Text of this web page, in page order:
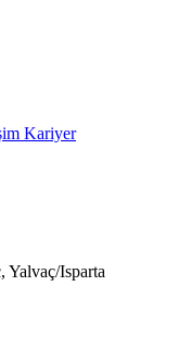
Kariyer
Yalvaç/Isparta